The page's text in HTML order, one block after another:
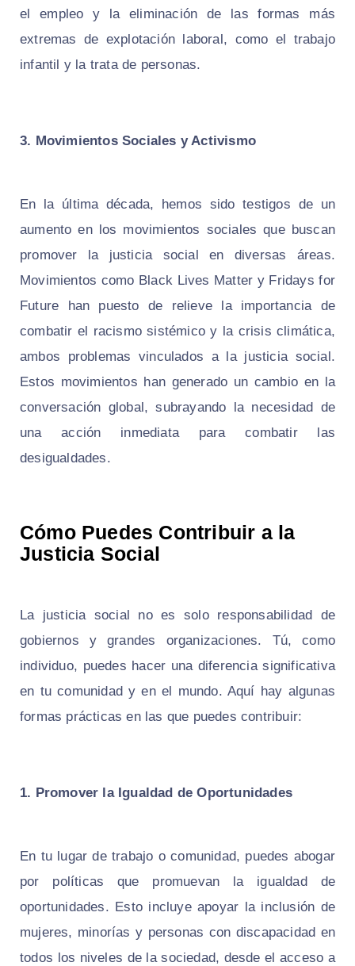
el empleo y la eliminación de las formas más
extremas de explotación laboral, como el trabajo
infantil y la trata de personas.
3. Movimientos Sociales y Activismo
En la última década, hemos sido testigos de un
aumento en los movimientos sociales que buscan
promover la justicia social en diversas áreas.
Movimientos como Black Lives Matter y Fridays for
Future han puesto de relieve la importancia de
combatir el racismo sistémico y la crisis climática,
ambos problemas vinculados a la justicia social.
Estos movimientos han generado un cambio en la
conversación global, subrayando la necesidad de
una acción inmediata para combatir las
desigualdades.
Cómo Puedes Contribuir a la
Justicia Social
La justicia social no es solo responsabilidad de
gobiernos y grandes organizaciones. Tú, como
individuo, puedes hacer una diferencia significativa
en tu comunidad y en el mundo. Aquí hay algunas
formas prácticas en las que puedes contribuir:
1. Promover la Igualdad de Oportunidades
En tu lugar de trabajo o comunidad, puedes abogar
por políticas que promuevan la igualdad de
oportunidades. Esto incluye apoyar la inclusión de
mujeres, minorías y personas con discapacidad en
todos los niveles de la sociedad, desde el acceso a